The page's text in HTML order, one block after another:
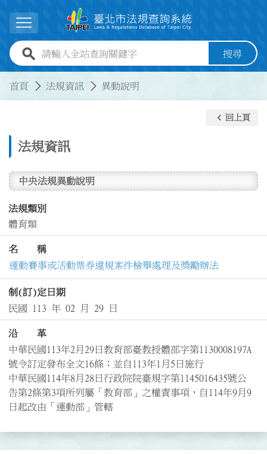
展開選單
全站查詢關鍵字欄位 搜尋
首頁 法規資訊 異動說明
法規資訊
keyboard_arrow_left 回上頁
中央法規異動說明
法規類別
體育類
名 稱
運動賽事或活動票券違規案件檢舉處理及獎勵辦法
制(訂)定日期
民國 113 年 02 月 29 日
沿 革
中華民國113年2月29日教育部臺教授體部字第1130008197A
號令訂定發布全文16條；並自113年1月5日施行
中華民國114年8月28日行政院院臺規字第1145016435號公
告第2條第3項所列屬「教育部」之權責事項，自114年9月9
日起改由「運動部」管轄